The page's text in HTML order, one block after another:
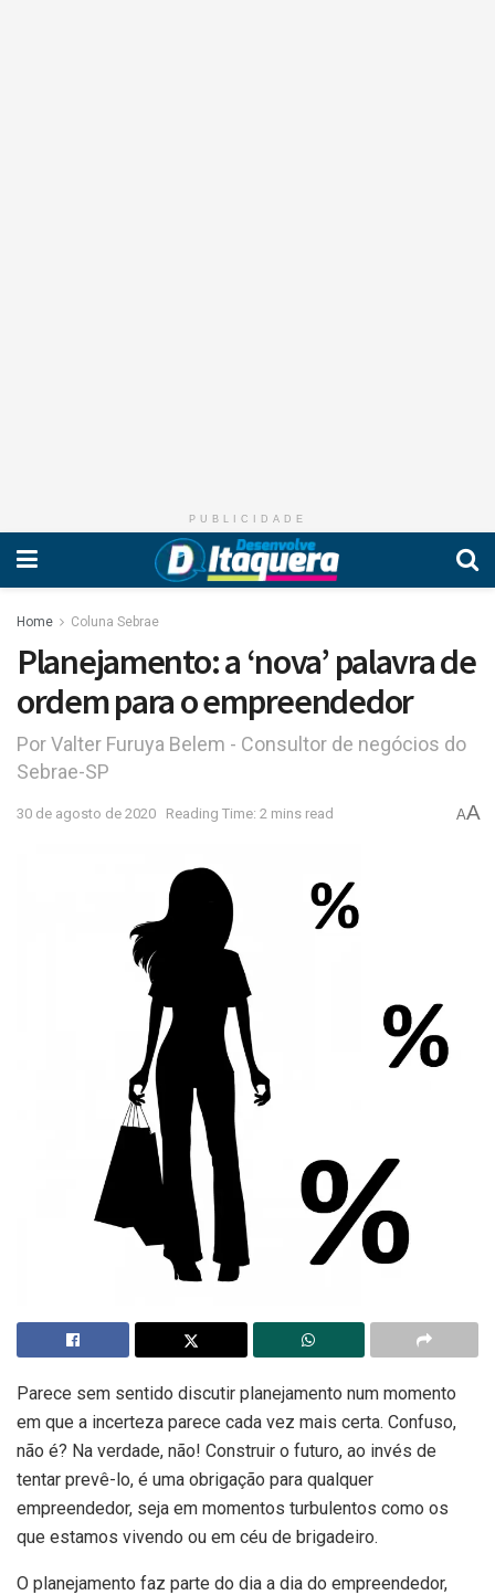
PUBLICIDADE
Home Coluna Sebrae
Planejamento: a ‘nova’ palavra de
ordem para o empreendedor
Por Valter Furuya Belem - Consultor de negócios do
Sebrae-SP
30 de agosto de 2020 Reading Time: 2 mins read AA
Parece sem sentido discutir planejamento num momento
em que a incerteza parece cada vez mais certa. Confuso,
não é? Na verdade, não! Construir o futuro, ao invés de
tentar prevê-lo, é uma obrigação para qualquer
empreendedor, seja em momentos turbulentos como os
que estamos vivendo ou em céu de brigadeiro.
O planejamento faz parte do dia a dia do empreendedor,